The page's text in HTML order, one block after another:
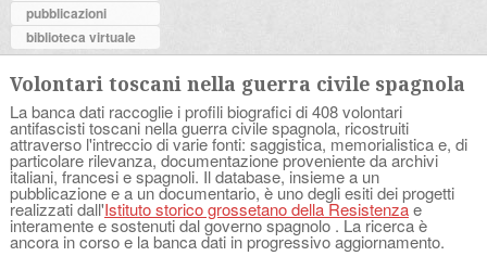
pubblicazioni
biblioteca virtuale
Volontari toscani nella guerra civile spagnola
La banca dati raccoglie i profili biografici di 408 volontari
antifascisti toscani nella guerra civile spagnola, ricostruiti
attraverso l'intreccio di varie fonti: saggistica, memorialistica e, di
particolare rilevanza, documentazione proveniente da archivi
italiani, francesi e spagnoli. Il database, insieme a un
pubblicazione e a un documentario, è uno degli esiti dei progetti
realizzati dall'Istituto storico grossetano della Resistenzae
interamente e sostenuti dal governo spagnolo . La ricerca è
ancora in corso e la banca dati in progressivo aggiornamento.